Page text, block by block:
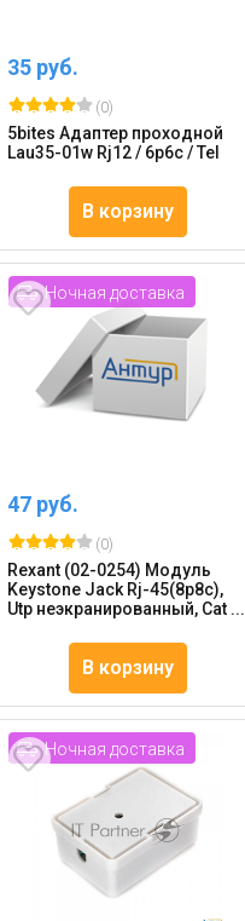
35 руб.
(0)
5bites Адаптер проходной
Lau35-01w Rj12 / 6p6c / Tel
В корзину
Ночная доставка
47 руб.
(0)
Rexant (02-0254) Модуль
Keystone Jack Rj-45(8p8c),
Utp неэкранированный, Cat ...
В корзину
Ночная доставка